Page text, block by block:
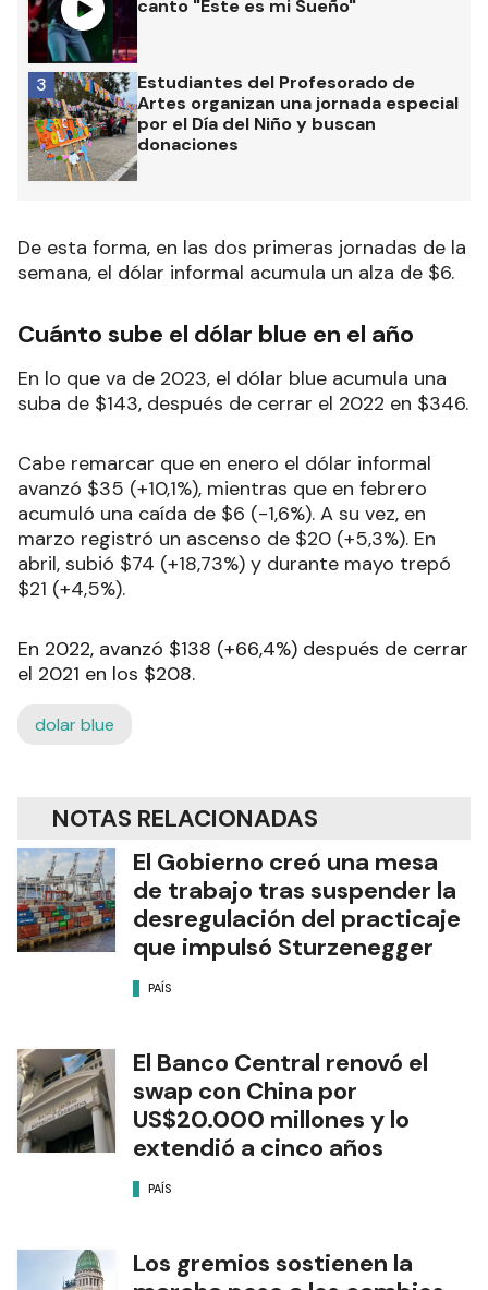
canto "Este es mi Sueño"
Estudiantes del Profesorado de
Artes organizan una jornada especial
por el Día del Niño y buscan
donaciones
3
De esta forma, en las dos primeras jornadas de la
semana, el dólar informal acumula un alza de $6.
Cuánto sube el dólar blue en el año
En lo que va de 2023, el dólar blue acumula una
suba de $143, después de cerrar el 2022 en $346.
Cabe remarcar que en enero el dólar informal
avanzó $35 (+10,1%), mientras que en febrero
acumuló una caída de $6 (-1,6%). A su vez, en
marzo registró un ascenso de $20 (+5,3%). En
abril, subió $74 (+18,73%) y durante mayo trepó
$21 (+4,5%).
En 2022, avanzó $138 (+66,4%) después de cerrar
el 2021 en los $208.
dolar blue
NOTAS RELACIONADAS
El Gobierno creó una mesa
de trabajo tras suspender la
desregulación del practicaje
que impulsó Sturzenegger
PAÍS
El Banco Central renovó el
swap con China por
US$20.000 millones y lo
extendió a cinco años
PAÍS
Los gremios sostienen la